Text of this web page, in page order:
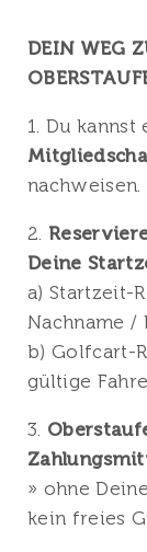
DEIN WEG
1. Du kannst
nachweisen.
2.
Deine
a) Startzeit-
Nachname /
b) Golfcart-
gültige
3.
» ohne
kein freies